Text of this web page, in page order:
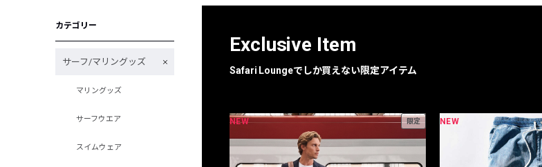
フォーカスブランド
カテゴリー
サーフ/マリングッズ
マリングッズ
サーフウエア
スイムウェア
Exclusive Item
Safari Loungeでしか買えない限定アイテム
NEW 限定 NEW